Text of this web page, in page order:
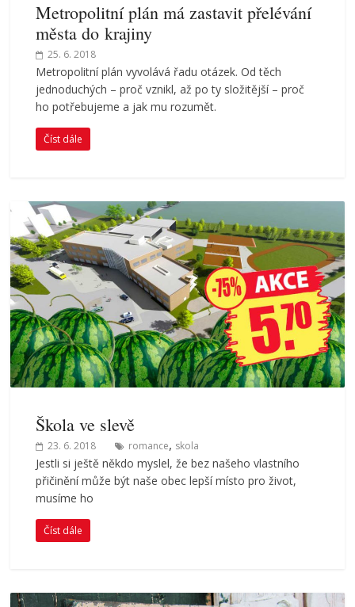
Metropolitní plán má zastavit přelévání
města do krajiny
25. 6. 2018
Metropolitní plán vyvolává řadu otázek. Od těch
jednoduchých – proč vznikl, až po ty složitější – proč
ho potřebujeme a jak mu rozumět.
Číst dále
Škola ve slevě
23. 6. 2018 romance, skola
Jestli si ještě někdo myslel, že bez našeho vlastního
přičinění může být naše obec lepší místo pro život,
musíme ho
Číst dále